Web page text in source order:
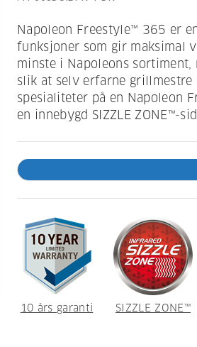
Napoleon Freestyle™ 365 er
funksjoner som gir maksimal
minste i Napoleons
slik at selv erfarne grillmestre
spesialiteter på en Napoleon
en innebygd SIZZLE ZONE™-
10 års garanti SIZZLE ZONE™